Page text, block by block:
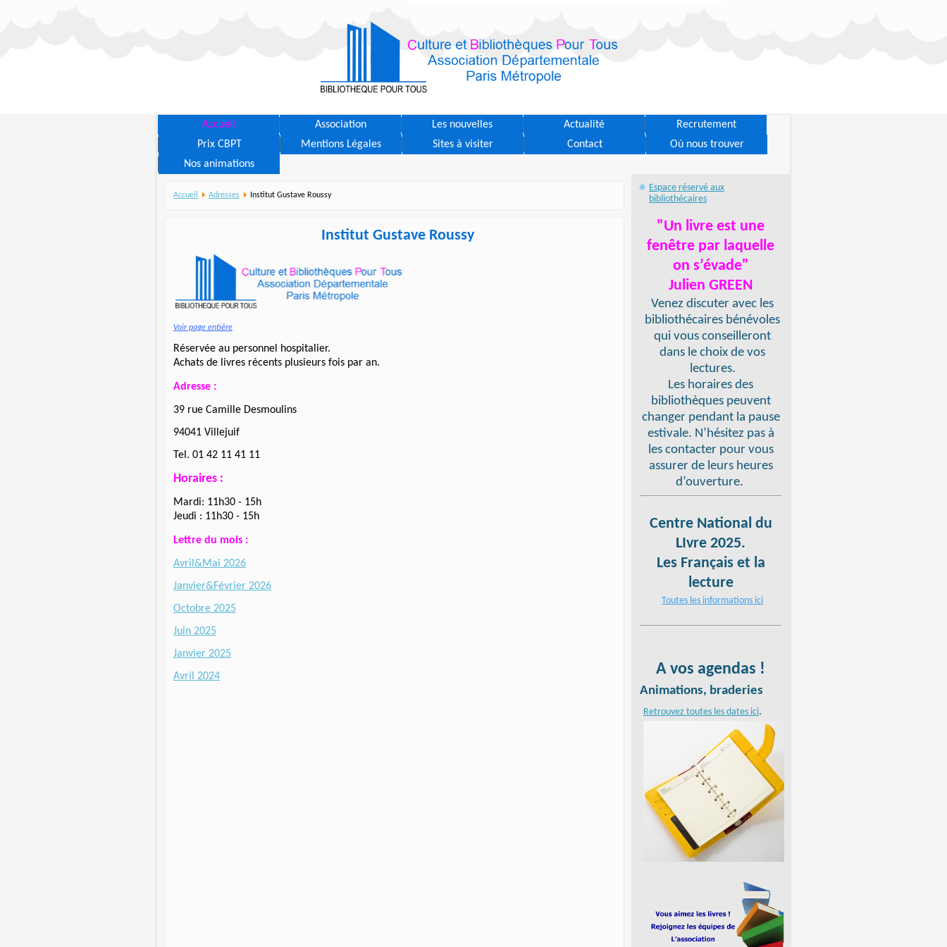
Accueil Association Les nouvelles Actualité
Recrutement
Prix CBPT
Mentions Légales Sites à visiter Contact
Où nous trouver
Nos animations
Accueil Adresses Institut Gustave Roussy
Institut Gustave Roussy
Voir page entière
Réservée au personnel hospitalier.
Achats de livres récents plusieurs fois par an.
Adresse :
39 rue Camille Desmoulins
94041 Villejuif
Tel. 01 42 11 41 11
Horaires :
Mardi: 11h30 - 15h
Jeudi : 11h30 - 15h
Lettre du mois :
Avril&Mai 2026
Janvier&Février 2026
Octobre 2025
Juin 2025
Janvier 2025
Avril 2024
Espace réservé aux
bibliothécaires
"Un livre est une
fenêtre par laquelle
on s’évade"
Julien GREEN
Venez discuter avec les
bibliothécaires bénévoles
qui vous conseilleront
dans le choix de vos
lectures.
Les horaires des
bibliothèques peuvent
changer pendant la pause
estivale. N’hésitez pas à
les contacter pour vous
assurer de leurs heures
d’ouverture.
Centre National du
LIvre 2025.
Les Français et la
lecture
Toutes les informations ici
A vos agendas !
Animations, braderies
Retrouvez toutes les dates ici.